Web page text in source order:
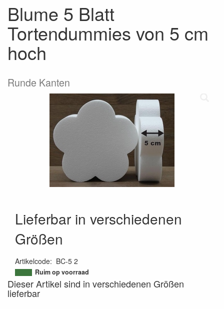
Blume 5 Blatt
Tortendummies von 5 cm
hoch
Runde Kanten
Lieferbar in verschiedenen
Größen
Artikelcode: BC-5 2
9506414741375
Ruim op voorraad
Dieser Artikel sind in verschiedenen Größen
lieferbar